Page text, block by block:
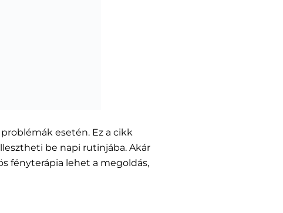
esetén. Ez a cikk
be napi rutinjába. Akár
fényterápia lehet a megoldás,